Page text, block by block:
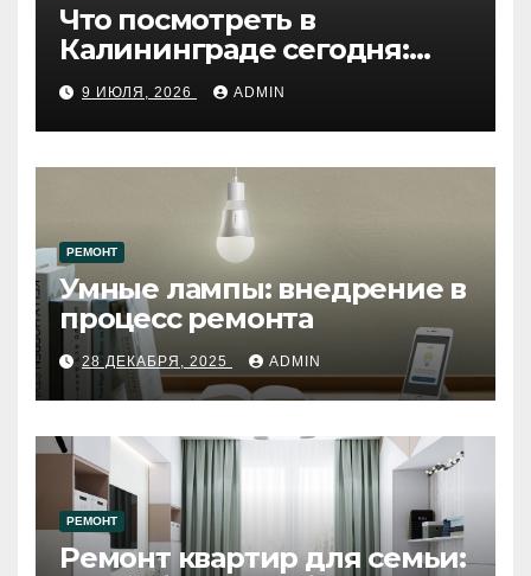
Что посмотреть в
Калининграде сегодня:
путеводитель по самому
западному городу России
9 ИЮЛЯ, 2026 ADMIN
РЕМОНТ
Умные лампы: внедрение в
процесс ремонта
28 ДЕКАБРЯ, 2025 ADMIN
РЕМОНТ
Ремонт квартир для семьи: